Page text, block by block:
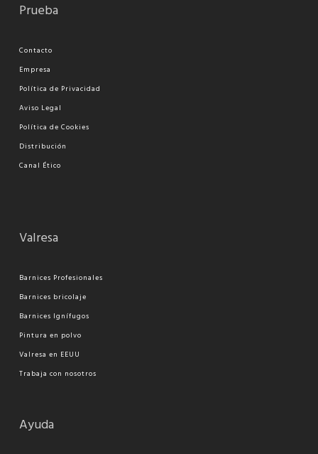
Prueba
Contacto
Empresa
Política de Privacidad
Aviso Legal
Política de Cookies
Distribución
Canal Ético
Valresa
Barnices Profesionales
Barnices bricolaje
Barnices Ignífugos
Pintura en polvo
Valresa en EEUU
Trabaja con nosotros
Ayuda